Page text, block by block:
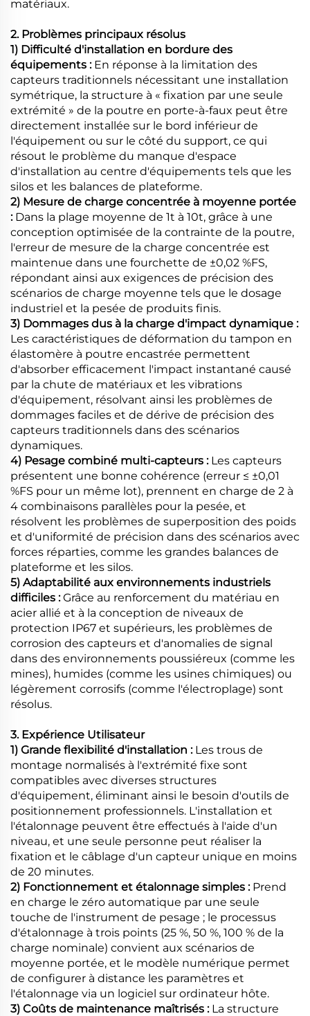
matériaux.
2. Problèmes principaux résolus
1) Difficulté d'installation en bordure des
équipements : En réponse à la limitation des
capteurs traditionnels nécessitant une installation
symétrique, la structure à « fixation par une seule
extrémité » de la poutre en porte-à-faux peut être
directement installée sur le bord inférieur de
l'équipement ou sur le côté du support, ce qui
résout le problème du manque d'espace
d'installation au centre d'équipements tels que les
silos et les balances de plateforme.
2) Mesure de charge concentrée à moyenne portée
: Dans la plage moyenne de 1t à 10t, grâce à une
conception optimisée de la contrainte de la poutre,
l'erreur de mesure de la charge concentrée est
maintenue dans une fourchette de ±0,02 %FS,
répondant ainsi aux exigences de précision des
scénarios de charge moyenne tels que le dosage
industriel et la pesée de produits finis.
3) Dommages dus à la charge d'impact dynamique :
Les caractéristiques de déformation du tampon en
élastomère à poutre encastrée permettent
d'absorber efficacement l'impact instantané causé
par la chute de matériaux et les vibrations
d'équipement, résolvant ainsi les problèmes de
dommages faciles et de dérive de précision des
capteurs traditionnels dans des scénarios
dynamiques.
4) Pesage combiné multi-capteurs : Les capteurs
présentent une bonne cohérence (erreur ≤ ±0,01
%FS pour un même lot), prennent en charge de 2 à
4 combinaisons parallèles pour la pesée, et
résolvent les problèmes de superposition des poids
et d'uniformité de précision dans des scénarios avec
forces réparties, comme les grandes balances de
plateforme et les silos.
5) Adaptabilité aux environnements industriels
difficiles :Grâce au renforcement du matériau en
acier allié et à la conception de niveaux de
protection IP67 et supérieurs, les problèmes de
corrosion des capteurs et d'anomalies de signal
dans des environnements poussiéreux (comme les
mines), humides (comme les usines chimiques) ou
légèrement corrosifs (comme l'électroplage) sont
résolus.
3. Expérience Utilisateur
1) Grande flexibilité d'installation : Les trous de
montage normalisés à l'extrémité fixe sont
compatibles avec diverses structures
d'équipement, éliminant ainsi le besoin d'outils de
positionnement professionnels. L'installation et
l'étalonnage peuvent être effectués à l'aide d'un
niveau, et une seule personne peut réaliser la
fixation et le câblage d'un capteur unique en moins
de 20 minutes.
2) Fonctionnement et étalonnage simples : Prend
en charge le zéro automatique par une seule
touche de l'instrument de pesage ; le processus
d'étalonnage à trois points (25 %, 50 %, 100 % de la
charge nominale) convient aux scénarios de
moyenne portée, et le modèle numérique permet
de configurer à distance les paramètres et
l'étalonnage via un logiciel sur ordinateur hôte.
3) Coûts de maintenance maîtrisés : La structure